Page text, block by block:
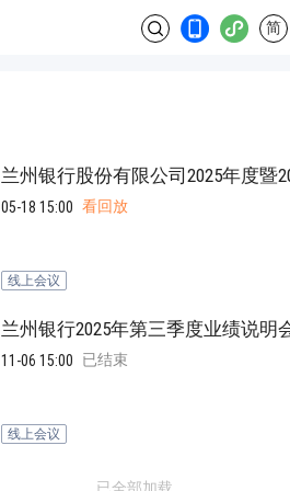
简
兰州银行股份有限公司2025年度暨
05-18 15:00 看回放
线上会议
兰州银行2025年第三季度业绩说明
11-06 15:00 已结束
线上会议